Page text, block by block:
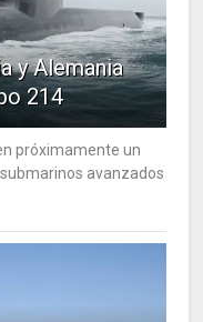
y Alemania
214
próximamente un
avanzados